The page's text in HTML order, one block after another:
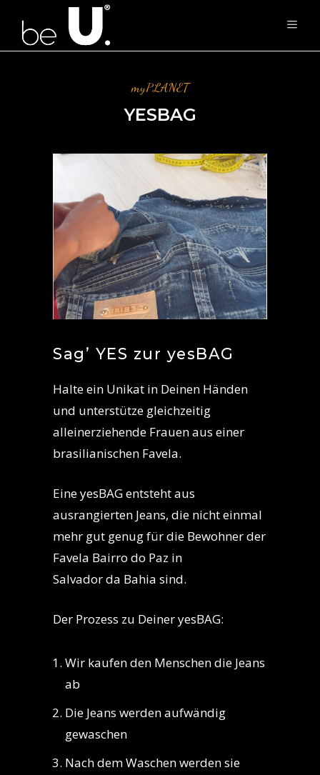
myPLANET
YESBAG
Sag’ YES zur yesBAG
Halte ein Unikat in Deinen Händen
und unterstütze gleichzeitig
alleinerziehende Frauen aus einer
brasilianischen Favela.
Eine yesBAG entsteht aus
ausrangierten Jeans, die nicht einmal
mehr gut genug für die Bewohner der
Favela Bairro do Paz in
Salvador da Bahia sind.
Der Prozess zu Deiner yesBAG:
Wir kaufen den Menschen die Jeans
ab
Die Jeans werden aufwändig
gewaschen
Nach dem Waschen werden sie